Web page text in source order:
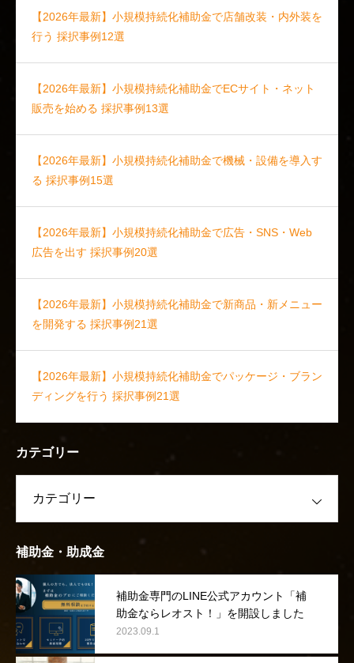
【2026年最新】小規模持続化補助金で店舗改装・内外装を
行う 採択事例12選
【2026年最新】小規模持続化補助金でECサイト・ネット
販売を始める 採択事例13選
【2026年最新】小規模持続化補助金で機械・設備を導入す
る 採択事例15選
【2026年最新】小規模持続化補助金で広告・SNS・Web
広告を出す 採択事例20選
【2026年最新】小規模持続化補助金で新商品・新メニュー
を開発する 採択事例21選
【2026年最新】小規模持続化補助金でパッケージ・ブラン
ディングを行う 採択事例21選
カテゴリー
補助金・助成金
補助金専門のLINE公式アカウント「補
助金ならレオスト！」を開設しました
2023.09.1